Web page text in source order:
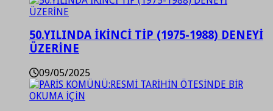
50.YILINDA İKİNCİ TİP (1975-1988) DENEYİ
ÜZERİNE
09/05/2025